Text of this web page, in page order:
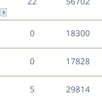
s
e
s
s
e
s
p
s
e
s
e
3
é
u
e
0R
é
18300V
u
e
0R
é
17828V
u
5R
29814V